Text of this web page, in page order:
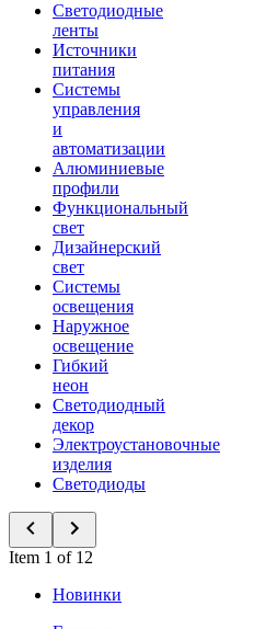
Светодиодные
ленты
Источники
питания
Системы
управления
и
автоматизации
Алюминиевые
профили
Функциональный
свет
Дизайнерский
свет
Системы
освещения
Наружное
освещение
Гибкий
неон
Светодиодный
декор
Электроустановочные
изделия
Светодиоды
Item 1 of 12
Новинки